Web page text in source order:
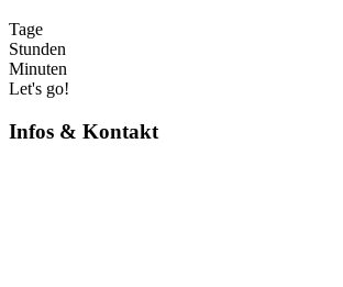
Tage
Stunden
Minuten
Let's go!
Infos & Kontakt